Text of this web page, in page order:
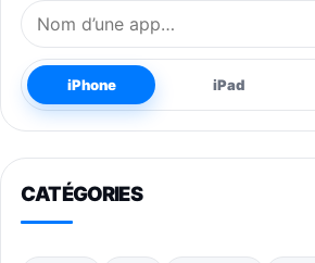
Nom de l’application
iPhone iPad
CATÉGORIES